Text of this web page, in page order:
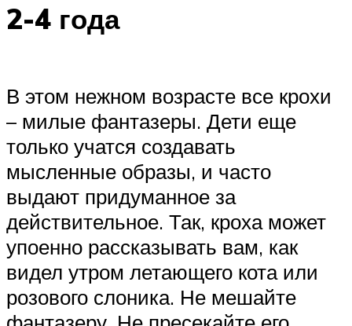
2-4 года
В этом нежном возрасте все крохи
– милые фантазеры. Дети еще
только учатся создавать
мысленные образы, и часто
выдают придуманное за
действительное. Так, кроха может
упоенно рассказывать вам, как
видел утром летающего кота или
розового слоника. Не мешайте